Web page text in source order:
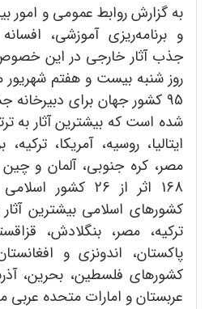
به گزارش روابط عمومی و امور
و برنامه‌ریزی آموزشی،
جذب آثار خارجی در این
95 کشور جهان برای دبیرخانه
شده است که بیشترین آثار به
ایتالیا، روسیه، آمریکا، ترکیه،
مصر، کره جنوبی، آلمان و
168 اثر از 26
کشورهای اسلامی بیشترین
ترکیه، مصر، بنگلادش،
پاکستان، اندونزی و
کشورهای فلسطین، بحرین،
عربستان و امارات متحده عربی